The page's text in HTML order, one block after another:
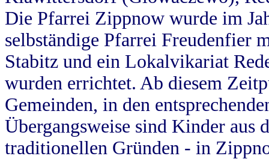
Die Pfarrei Zippnow wurde im
selbständige Pfarrei Freudenfier
Stabitz und ein Lokalvikariat
wurden errichtet. Ab diesem
Gemeinden, in den
Übergangsweise sind Kinder aus
traditionellen Gründen - in